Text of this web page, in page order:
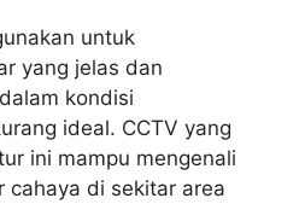
untuk
yang jelas dan
kondisi
ideal. CCTV yang
ini mampu mengenali
cahaya di sekitar area